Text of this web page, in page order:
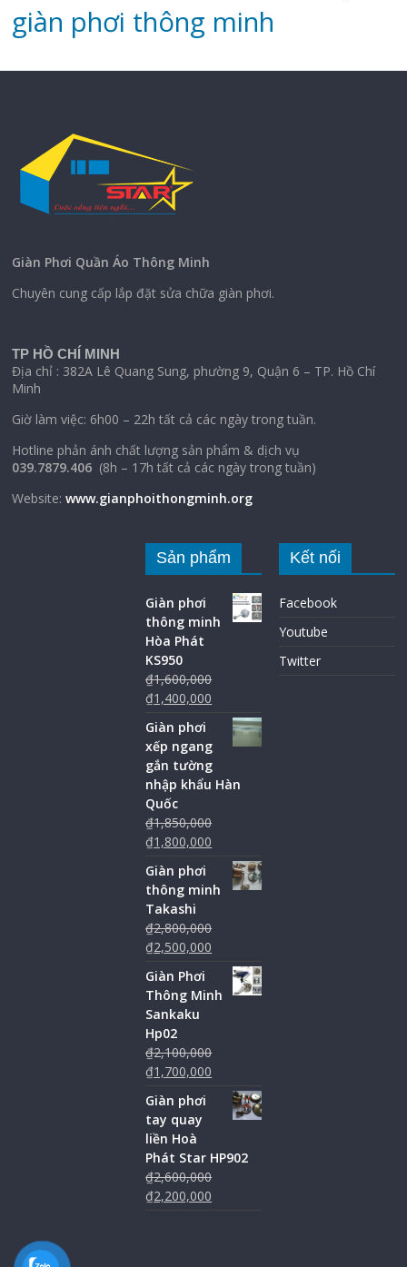
‌giàn‌ ‌phơi‌ ‌thông‌ ‌minh
Giàn Phơi Quần Áo Thông Minh
Chuyên cung cấp lắp đặt sửa chữa giàn phơi.
TP HỒ CHÍ MINH
Địa chỉ : 382A Lê Quang Sung, phường 9, Quận 6 – TP. Hồ Chí
Minh
Giờ làm việc: 6h00 – 22h tất cả các ngày trong tuần.
Hotline phản ánh chất lượng sản phẩm & dịch vụ
039.7879.406 (8h – 17h tất cả các ngày trong tuần)
Website:www.gianphoithongminh.org
Sản phẩm
Giàn phơi
thông minh
Hòa Phát
KS950
₫1,600,000
₫1,400,000
Giàn phơi
xếp ngang
gắn tường
nhập khẩu Hàn
Quốc
₫1,850,000
₫1,800,000
Giàn phơi
thông minh
Takashi
₫2,800,000
₫2,500,000
Giàn Phơi
Thông Minh
Sankaku
Hp02
₫2,100,000
₫1,700,000
Giàn phơi
tay quay
liền Hoà
Phát Star HP902
₫2,600,000
₫2,200,000
Kết nối
Facebook
Youtube
Twitter